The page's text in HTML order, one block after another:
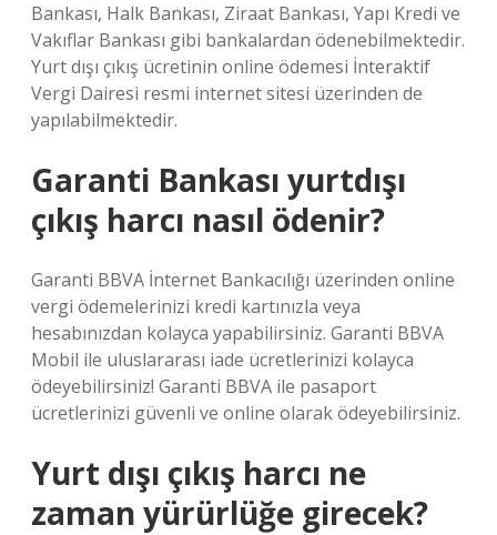
Bankası, Halk Bankası, Ziraat Bankası, Yapı Kredi ve
Vakıflar Bankası gibi bankalardan ödenebilmektedir.
Yurt dışı çıkış ücretinin online ödemesi İnteraktif
Vergi Dairesi resmi internet sitesi üzerinden de
yapılabilmektedir.
Garanti Bankası yurtdışı
çıkış harcı nasıl ödenir?
Garanti BBVA İnternet Bankacılığı üzerinden online
vergi ödemelerinizi kredi kartınızla veya
hesabınızdan kolayca yapabilirsiniz. Garanti BBVA
Mobil ile uluslararası iade ücretlerinizi kolayca
ödeyebilirsiniz! Garanti BBVA ile pasaport
ücretlerinizi güvenli ve online olarak ödeyebilirsiniz.
Yurt dışı çıkış harcı ne
zaman yürürlüğe girecek?